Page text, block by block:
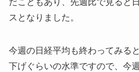
だこともあり、先週比で見ると
スとなりました。
今週の日経平均も終わってみる
下げぐらいの水準ですので、今